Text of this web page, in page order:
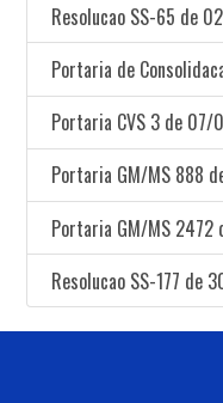
Resolucao SS-65 de
Portaria de
Portaria CVS 3 de
Portaria GM/MS 888
Portaria GM/MS
Resolucao SS-177 de